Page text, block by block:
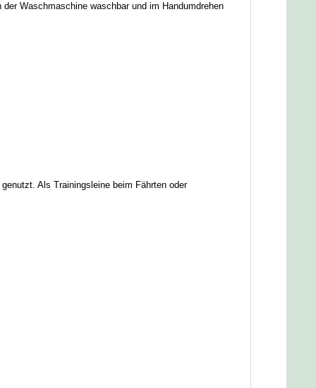
Waschmaschine waschbar und im Handumdrehen
Als Trainingsleine beim Fährten oder